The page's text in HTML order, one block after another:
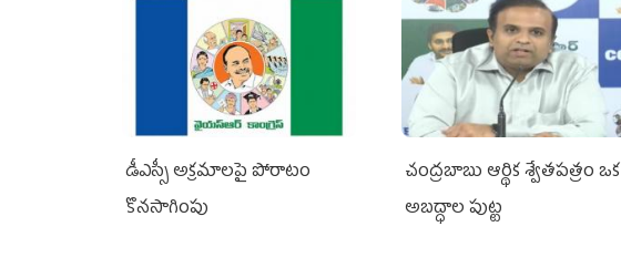
డీఎస్సీ అక్రమాలపై పోరాటం
కొనసాగింపు
చంద్రబాబు ఆర్థిక శ్వేతపత్రం ఒక
అబద్ధాల పుట్ట